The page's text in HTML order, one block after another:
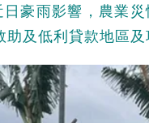
豪雨影響，農業
及低利貸款地區及